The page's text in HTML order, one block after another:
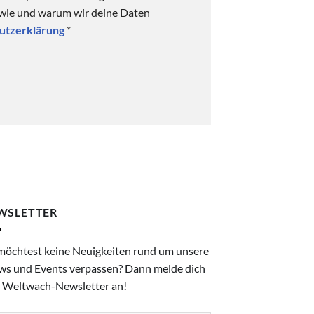
und warum wir deine Daten
*
keine Neuigkeiten rund um unsere
und Events verpassen? Dann melde dich
Weltwach-Newsletter an!